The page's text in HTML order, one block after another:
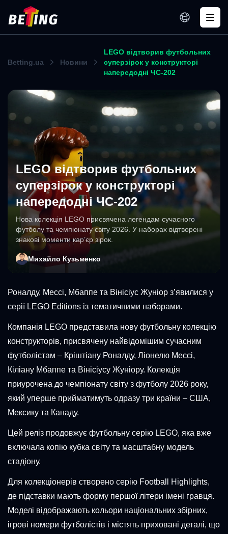
Betting.ua Новини
LEGO відтворив футбольних
суперзірок у конструкторі
напередодні ЧС-202
LEGO відтворив футбольних
суперзірок у конструкторі
напередодні ЧС-202
Нова колекція LEGO присвячена легендам сучасного
футболу та чемпіонату світу 2026. У наборах відтворені
знакові моменти кар’єр зірок.
Михайло Кузьменко
Роналду, Мессі, Мбаппе та Вінісіус Жуніор з’явилися у
серії LEGO Editions із тематичними наборами.
Компанія LEGO представила нову футбольну колекцію
конструкторів, присвячену найвідомішим сучасним
футболістам – Кріштіану Роналду, Ліонелю Мессі,
Кіліану Мбаппе та Вінісіусу Жуніору. Колекція
приурочена до чемпіонату світу з футболу 2026 року,
який уперше прийматимуть одразу три країни – США,
Мексику та Канаду.
Цей реліз продовжує футбольну серію LEGO, яка вже
включала копію кубка світу та масштабну модель
стадіону.
Для колекціонерів створено серію Football Highlights,
де підставки мають форму першої літери імені гравця.
Моделі відображають кольори національних збірних,
ігрові номери футболістів і містять приховані деталі, що